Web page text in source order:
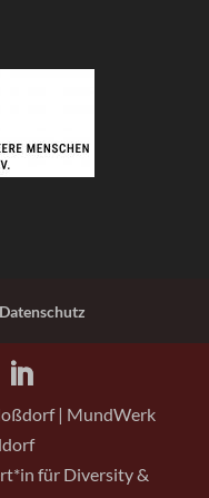
Datenschutz
| MundWerk
für Diversity &